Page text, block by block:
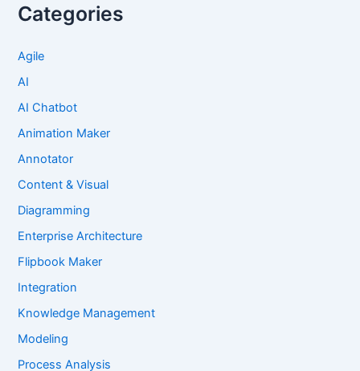
Categories
Agile
AI
AI Chatbot
Animation Maker
Annotator
Content & Visual
Diagramming
Enterprise Architecture
Flipbook Maker
Integration
Knowledge Management
Modeling
Process Analysis